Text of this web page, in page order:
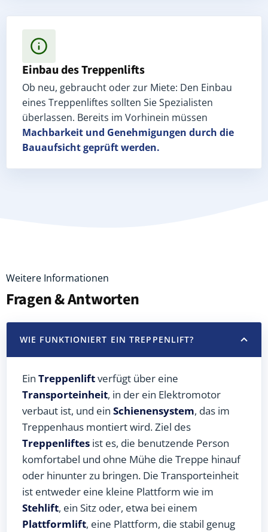
Einbau des Treppenlifts
Ob neu, gebraucht oder zur Miete: Den Einbau
eines Treppenliftes sollten Sie Spezialisten
überlassen. Bereits im Vorhinein müssen
Machbarkeit und Genehmigungen durch die
Bauaufsicht geprüft werden.
Weitere Informationen
Fragen & Antworten
WIE FUNKTIONIERT EIN TREPPENLIFT?
Ein Treppenliftverfügt über eine
Transporteinheit, in der ein Elektromotor
verbaut ist, und ein Schienensystem, das im
Treppenhaus montiert wird. Ziel des
Treppenliftes ist es, die benutzende Person
komfortabel und ohne Mühe die Treppe hinauf
oder hinunter zu bringen. Die Transporteinheit
ist entweder eine kleine Plattform wie im
Stehlift, ein Sitz oder, etwa bei einem
Plattformlift, eine Plattform, die stabil genug